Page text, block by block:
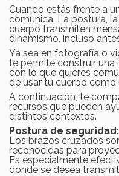
Cuando estás frente a
comunica. La postura,
cuerpo transmiten
dinamismo, incluso
Ya sea en fotografía o
te permite construir una
con lo que quieres
de usar tu cuerpo como
A continuación, te
recursos que pueden
distintos contextos.
Postura de
Los brazos cruzados
reconocidas para
Es especialmente
donde se desea